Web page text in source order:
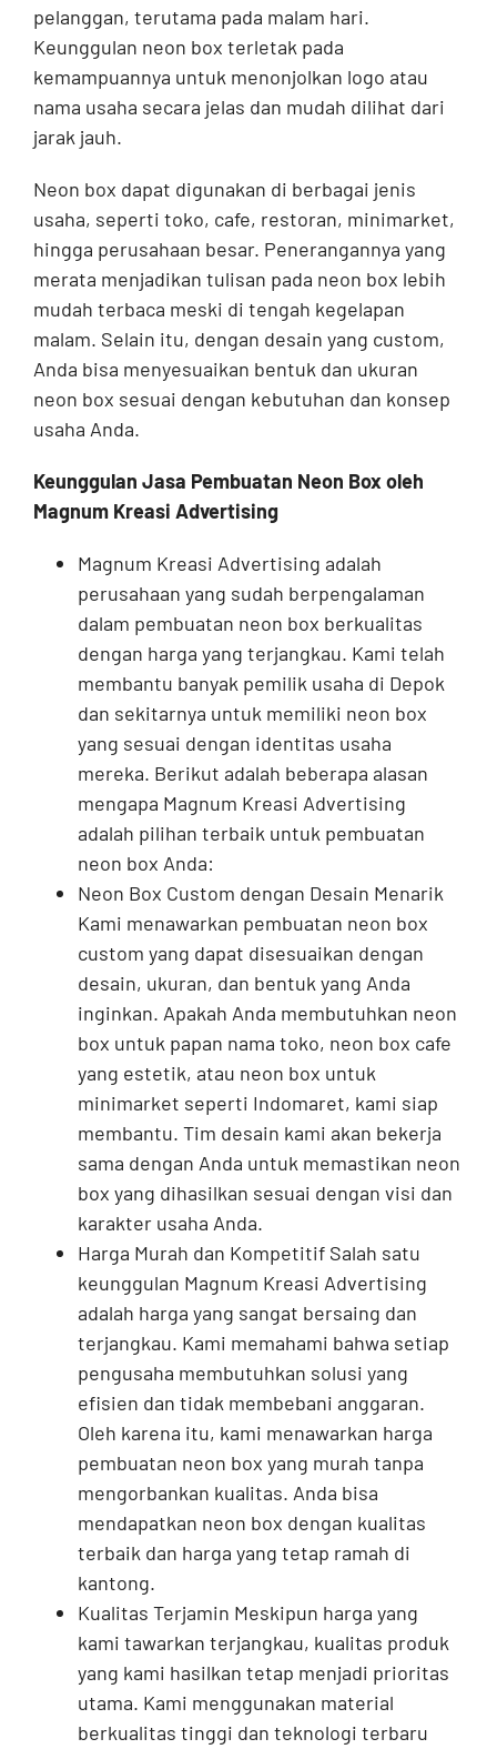
pelanggan, terutama pada malam hari.
Keunggulan neon box terletak pada
kemampuannya untuk menonjolkan logo atau
nama usaha secara jelas dan mudah dilihat dari
jarak jauh.
Neon box dapat digunakan di berbagai jenis
usaha, seperti toko, cafe, restoran, minimarket,
hingga perusahaan besar. Penerangannya yang
merata menjadikan tulisan pada neon box lebih
mudah terbaca meski di tengah kegelapan
malam. Selain itu, dengan desain yang custom,
Anda bisa menyesuaikan bentuk dan ukuran
neon box sesuai dengan kebutuhan dan konsep
usaha Anda.
Keunggulan Jasa Pembuatan Neon Box oleh
Magnum Kreasi Advertising
Magnum Kreasi Advertising adalah
perusahaan yang sudah berpengalaman
dalam pembuatan neon box berkualitas
dengan harga yang terjangkau. Kami telah
membantu banyak pemilik usaha di Depok
dan sekitarnya untuk memiliki neon box
yang sesuai dengan identitas usaha
mereka. Berikut adalah beberapa alasan
mengapa Magnum Kreasi Advertising
adalah pilihan terbaik untuk pembuatan
neon box Anda:
Neon Box Custom dengan Desain Menarik
Kami menawarkan pembuatan neon box
custom yang dapat disesuaikan dengan
desain, ukuran, dan bentuk yang Anda
inginkan. Apakah Anda membutuhkan neon
box untuk papan nama toko, neon box cafe
yang estetik, atau neon box untuk
minimarket seperti Indomaret, kami siap
membantu. Tim desain kami akan bekerja
sama dengan Anda untuk memastikan neon
box yang dihasilkan sesuai dengan visi dan
karakter usaha Anda.
Harga Murah dan Kompetitif Salah satu
keunggulan Magnum Kreasi Advertising
adalah harga yang sangat bersaing dan
terjangkau. Kami memahami bahwa setiap
pengusaha membutuhkan solusi yang
efisien dan tidak membebani anggaran.
Oleh karena itu, kami menawarkan harga
pembuatan neon box yang murah tanpa
mengorbankan kualitas. Anda bisa
mendapatkan neon box dengan kualitas
terbaik dan harga yang tetap ramah di
kantong.
Kualitas Terjamin Meskipun harga yang
kami tawarkan terjangkau, kualitas produk
yang kami hasilkan tetap menjadi prioritas
utama. Kami menggunakan material
berkualitas tinggi dan teknologi terbaru